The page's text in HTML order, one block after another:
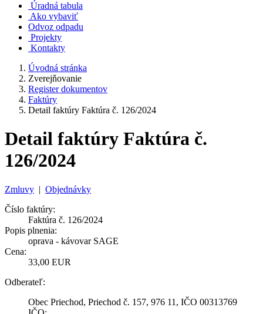
Úradná tabula
Ako vybaviť
Odvoz odpadu
Projekty
Kontakty
Úvodná stránka
Zverejňovanie
Register dokumentov
Faktúry
Detail faktúry Faktúra č. 126/2024
Detail faktúry Faktúra č.
126/2024
Zmluvy | Objednávky
Číslo faktúry:
Faktúra č. 126/2024
Popis plnenia:
oprava - kávovar SAGE
Cena:
33,00 EUR
Odberateľ:
Obec Priechod, Priechod č. 157, 976 11, IČO 00313769